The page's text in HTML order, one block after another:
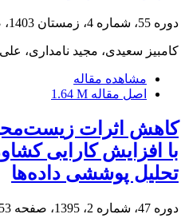
دوره 55، شماره 4، زمستان 1403، صفحه
کامبیز سعیدی، مجید نامداری،
مشاهده مقاله
اصل مقاله 1.64 M
کاهش اثرات
با افزایش کارایی
تحلیل پوششی داده‌ها
دوره 47، شماره 2، 1395، صفحه 361